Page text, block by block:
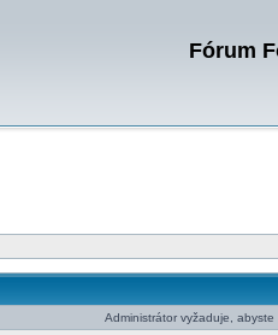
Fórum
Administrátor vyžaduje,